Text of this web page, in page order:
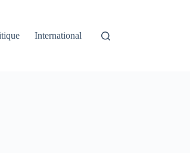
International